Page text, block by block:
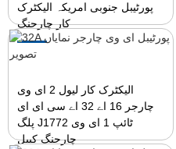
پورٹیبل جنوبی امریکہ الیکٹرک
کار چارجنگ
الیکٹرک کار لیول 2 ای وی
چارجر 16 اے 32 اے سی ای ای
پلگ J1772 ٹائپ 1 ای وی
چارجنگ کیبل